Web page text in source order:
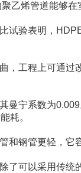
乙烯管道能够
试验表明，
，工程上可通
曼宁系数为
耗。
和钢管更轻，它
了可以采用传